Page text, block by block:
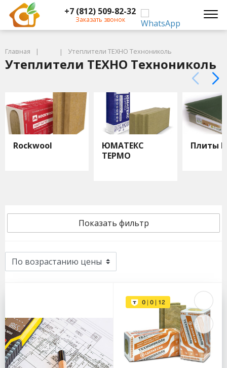
+7 (812) 509-82-32
Заказать звонок
Главная Утеплители ТЕХНО Технониколь
Утеплители ТЕХНО Технониколь
Rockwool
ЮМАТЕКС
ТЕРМО
Плиты
Показать фильтр